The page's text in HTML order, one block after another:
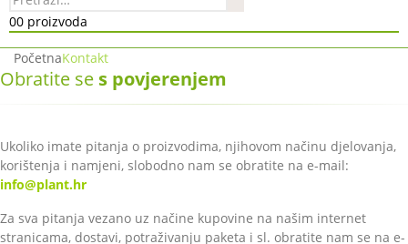
00 proizvoda
PočetnaKontakt
Obratite se s povjerenjem
Ukoliko imate pitanja o proizvodima, njihovom načinu djelovanja,
korištenja i namjeni, slobodno nam se obratite na e-mail:
info@plant.hr
Za sva pitanja vezano uz načine kupovine na našim internet
stranicama, dostavi, potraživanju paketa i sl. obratite nam se na e-